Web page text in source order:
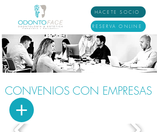
HACETE SOCIO
RESERVA ONLINE
CONVENIOS CON EMPRESAS